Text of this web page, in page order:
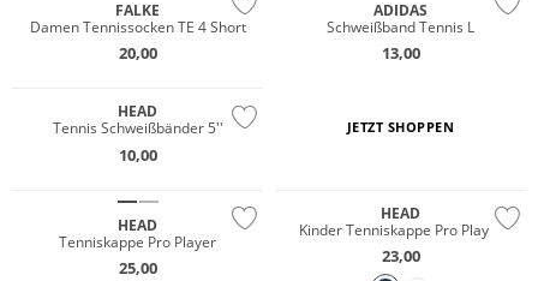
FALKE
Damen Tennissocken TE 4 Short
20,00
ADIDAS
Schweißband Tennis L
13,00
HEAD
Tennis Schweißbänder 5''
10,00
JETZT SHOPPEN
HEAD
Tenniskappe Pro Player
25,00
HEAD
Kinder Tenniskappe Pro Player
23,00